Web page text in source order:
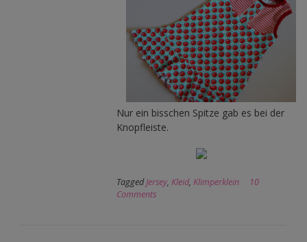
Nur ein bisschen Spitze gab es bei der
Knopfleiste.
TaggedJersey, Kleid, Klimperklein
10
Comments